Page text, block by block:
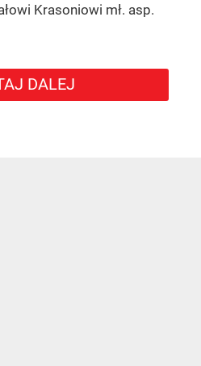
Krasoniowi mł. asp.
DALEJ